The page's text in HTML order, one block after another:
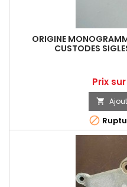
ORIGINE
CUSTODES
Prix
Prix

